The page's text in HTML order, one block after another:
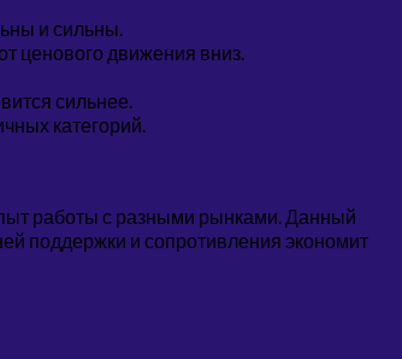
и сильны.
ценового движения вниз.
сильнее.
категорий.
работы с разными рынками. Данный
поддержки и сопротивления экономит